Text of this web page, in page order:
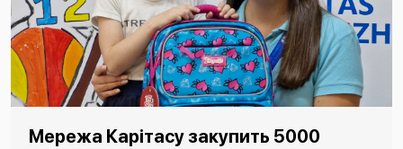
Мережа Карітасу закупить 5000